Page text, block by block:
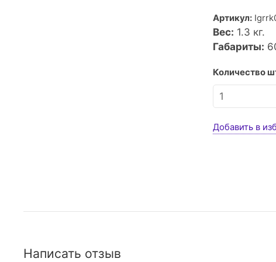
Артикул:
Вес: 1.3 кг.
Габариты:
Количество
Добавить в
Написать отзыв